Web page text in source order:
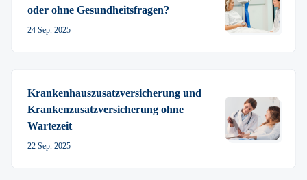
oder ohne Gesundheitsfragen?
24 Sep. 2025
Krankenhauszusatz­versicherung und
Krankenzusatz­­versicherung ohne
Wartezeit
22 Sep. 2025